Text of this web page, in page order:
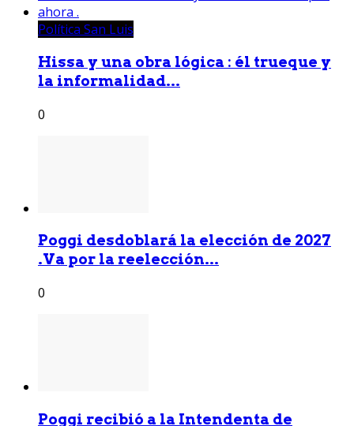
Política San Luis
Hissa y una obra lógica : él trueque y
la informalidad...
0
Poggi desdoblará la elección de 2027
.Va por la reelección...
0
Poggi recibió a la Intendenta de